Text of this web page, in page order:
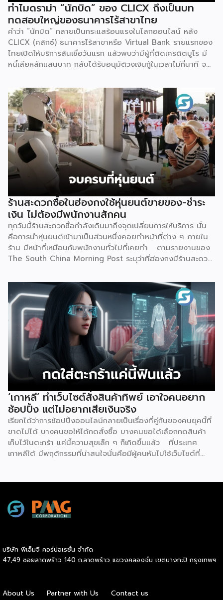
ทำไมดราม่า “นักบิด” ของ CLICX ถึงเป็นบท
ทดสอบใหญ่ของธนาคารไร้สาขาไทย
คำว่า “นักบิด” กลายเป็นกระแสร้อนแรงในโลกออนไลน์ หลัง
CLICX (คลิกซ์) ธนาคารไร้สาขาหรือ Virtual Bank รายแรกของ
ไทยเปิดให้บริการสินเชื่อวันแรก แล้วพบว่ามีผู้ที่ติดเครดิตบูโร มี
หนี้เสียหลักแสนบาท กลับได้รับอนุมัติวงเงินกู้ในเวลาไม่กี่นาที จน
ผู้สมัครที่มีประวัติการเงินดีบางรายกลับถูกระบบปฏิเสธ
เหตุการณ์นี้ไม่ใช่แค่ดราม่าบนโลกออนไลน์เท่านั้น แต่เป็นกรณี
ศึกษาที่สะท้อนธรรมชาติของโมเดลธุรกิจใหม่ที่กำลังจะเปลี่ยน
โครงสร้างการเงินไทย นั่นคือ Virtual Bank ซึ่งผู้ประกอบการ
SME ควรทำความเข้าใจให้ลึกกว่าพาดหัวข่าว เพราะทั้งโอกาส และ
ความเสี่ยงที่เกิดขึ้นล้วนเกี่ยวข้องกับการเข้าถึงแหล่งทุนของธุรกิจ
รายย่อยโดยตรง ก่อนอื่นมาทำความเข้าใจกันก่อนว่า Virtual
Bank คืออะไร ต่างจากธนาคารเดิมตรงไหน คำตอบเรื่องนี้
อธิบายให้เข้าใจว่านี่ คือธนาคารที่ได้รับใบอนุญาตเต็มรูปแบบจาก
ธนาคารแห่งประเทศไทย (ธปท.) เหมือนธนาคารพาณิชย์ทั่วไปทุก
ประการ ต่างกันที่ไม่มีหน้าสาขาให้เดินเข้าไปทำธุรกรรม ทุกอย่าง
ตั้งแต่เปิดบัญชี ฝาก-ถอน โอนเงิน ไปจนถึงขอสินเชื่อ จะทำผ่าน
แอปพลิเคชันทั้งหมด จุดนี้คือสิ่งที่ทำให้ Virtual Bank ต่าง
จาก Mobile Banking ของธนาคารทั่วไปที่เราคุ้นเคย เพราะ
Mobile […]
ร้านสะดวกซื้อในฮ่องกงใช้หุ่นยนต์ขายของ-ชำระ
เงิน ไม่ต้องมีพนักงานสักคน
ทุกวันนี้ร้านสะดวกซื้อกำลังเดินมาถึงจุดเปลี่ยนการให้บริการ นั่น
คือการนำหุ่นยนต์เข้ามาเป็นส่วนหนึ่งคอยทำหน้าที่ต่าง ๆ ภายใน
ร้าน มีหน้าที่เหมือนกับพนักงานทั่วไปที่เคยทำ ตามรายงานของ
The South China Morning Post ระบุว่าที่ฮ่องกงมีร้านสะดวก
แปลกใหม่ด้วยการใช้หุ่นยนต์ฮิวมานอยด์เพียงตัวเดียวเป็นผู้
ควบคุมทุกอย่าง ซึ่งร้านแห่งนี้ตั้งอยู่ริมน้ำหงฮอม เปิดให้บริการ
ตลอด 24 ชั่วโมง แน่นอนว่าความพิเศษอยู่ที่การบริหารจัดการ
โดย “Xiao Gai” หุ่นยนต์ที่ถูกสร้างจากบริษัท Galbot ซึ่งเป็น
บริษัทด้านปัญญาประดิษฐ์ (AI) และหุ่นยนต์ในปักกิ่ง ด้วยความ
สูง 5 ฟุต 6 นิ้ว จึงทำหน้าที่ได้อย่างหลากหลาย ไม่ว่าจะเป็น การ
จัดเรียงสินค้าบนชั้นวาง, หยิบสินค้า และให้บริการลูกค้าเรื่องของ
การชำระเงิน ตามรายงานของ Galbot ระบุว่า “Xiao Gai”
สามารถสนทนากับลูกค้า, พูดคุยได้หลายภาษา, จำหน่ายสินค้าทุก
อย่าง ตั้งแต่ขนมขบเคี้ยวไปจนถึงยาที่หาซื้อได้ทั่วไป โดยความ
แปลกใหม่ของร้านค้าแห่งนี้คาดการณ์ว่าจะช่วยเพิ่มจำนวนผู้คน
สัญจรไป-มาในพื้นที่มากถึง 40% พร้อมกับตั้งเป้าวางแผนที่จะ
เปิดร้านค้าขนาดเล็กที่บริหารจัดการด้วยหุ่นยนต์อีก 100 แห่ง ใน
[…]
‘เกาหลี’ ทำเว็บไซต์สั่งสินค้าทิพย์ เอาใจคนอยาก
ช้อปปิ้ง แต่ไม่อยากเสียเงินจริง
เรียกได้ว่าการช้อปปิ้งออนไลน์กลายเป็นเรื่องที่คู่กันของคนยุคนี้ที่
ขาดไม่ได้ บางคนขอให้ได้กดสั่งซื้อ บางคนขอได้เลือกกดสินค้า
เก็บไว้ในตะกร้า แค่นี้ความสุขเล็ก ๆ ก็เกิดขึ้นแล้ว ที่ประเทศ
เกาหลีใต้ มีพฤติกรรมที่น่าสนใจนั่นคือมีผู้คนหันไปใช้เว็บไซต์ที่
ที่พัฒนามากที่สุดเช่นกัน แม้ว่าตัวเลขการค้าออนไลน์ยังคง
แข็งแกร่ง แต่อีกด้านหนึ่งกลับพบว่ากลุ่มเยาวชนเกาหลีใต้ หันไปใช้
ให้คะแนน และโปรโมชันต่าง ๆ รวมถึงการเพิ่มสินค้าลงในตะกร้า
กรอกที่อยู่จัดส่ง คลิกสั่งซื้อ เหล่านี้เพื่อมอบประสบการณ์การซื้อ
ความตื่นเต้น ความคาดหวัง และการหลั่งสารโดปามีนเล็กน้อย
บริษัท พีเอ็มจี คอร์ปอเรชั่น จำกัด
47,49 ซอยลาดพร้าว 140 ถ.ลาดพร้าว แขวงคลองจั่น เขตบางกะปิ กรุงเทพฯ
About Us Partner with Us Contact us